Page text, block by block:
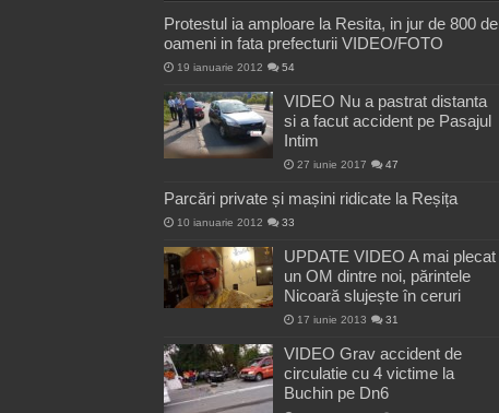
Protestul ia amploare la Resita, in jur de 800 de
oameni in fata prefecturii VIDEO/FOTO
19 ianuarie 2012 54
VIDEO Nu a pastrat distanta
si a facut accident pe Pasajul
Intim
27 iunie 2017 47
Parcări private și mașini ridicate la Reșița
10 ianuarie 2012 33
UPDATE VIDEO A mai plecat
un OM dintre noi, părintele
Nicoară slujește în ceruri
17 iunie 2013 31
VIDEO Grav accident de
circulatie cu 4 victime la
Buchin pe Dn6